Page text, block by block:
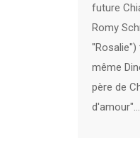
future
Romy
même
père de
d'amour"...